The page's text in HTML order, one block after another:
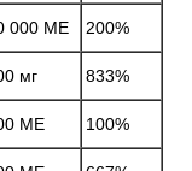
000 МЕ
200%
мг
833%
МЕ
100%